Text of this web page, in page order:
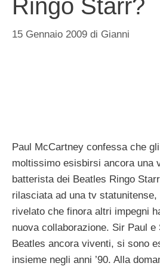
Ringo Starr?
15 Gennaio 2009 di Gianni
Paul McCartney confessa che
moltissimo esisbirsi ancora una
batterista dei Beatles Ringo
rilasciata ad una tv
rivelato che finora altri impegni
nuova collaborazione. Sir Paul
Beatles ancora viventi, si sono
insieme negli anni ’90. Alla